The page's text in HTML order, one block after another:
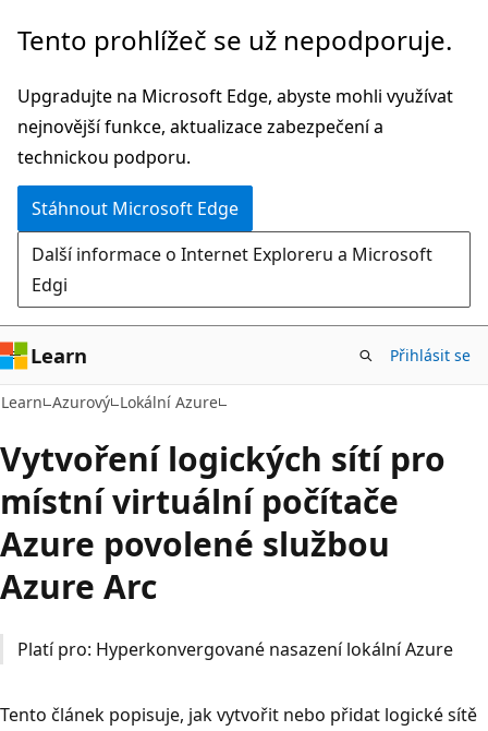
Přeskočit
hlavní
obsah
Tento prohlížeč se už nepodporuje.
Upgradujte na Microsoft Edge, abyste mohli využívat
nejnovější funkce, aktualizace zabezpečení a
technickou podporu.
Stáhnout Microsoft Edge
Další informace o Internet Exploreru a Microsoft
Edgi
Learn Přihlásit se
Learn Azurový Lokální Azure
Vytvoření logických sítí pro
místní virtuální počítače
Azure povolené službou
Azure Arc
Platí pro: Hyperkonvergované nasazení lokální Azure
Tento článek popisuje, jak vytvořit nebo přidat logické sítě